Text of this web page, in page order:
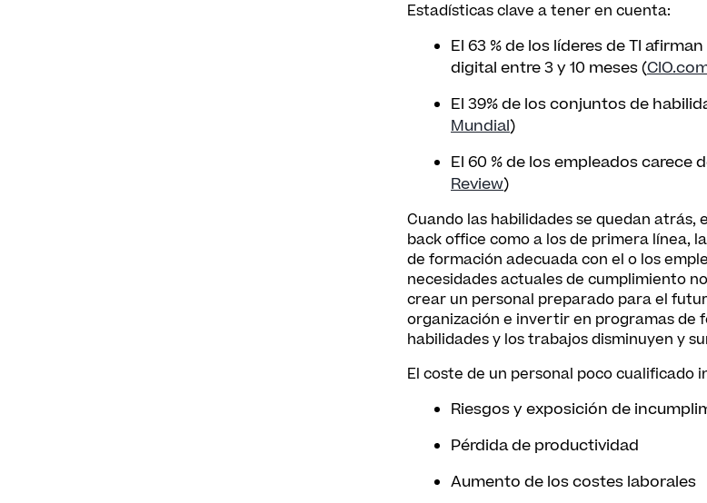
Estadísticas clave a tener en cuenta:
El 63 % de los líderes de TI
digital entre 3 y 10 meses (
El 39% de los conjuntos de
Mundial)
El 60 % de los empleados
Review)
Cuando las habilidades se quedan atrás,
back office como a los de primera línea,
de formación adecuada con el o los
necesidades actuales de cumplimiento
crear un personal preparado para el
organización e invertir en programas de
habilidades y los trabajos disminuyen y
El coste de un personal poco cualificado
Riesgos y exposición de
Pérdida de productividad
Aumento de los costes laborales